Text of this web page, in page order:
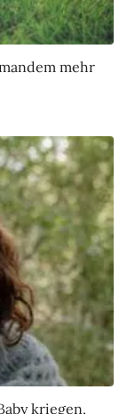
mehr
kriegen,